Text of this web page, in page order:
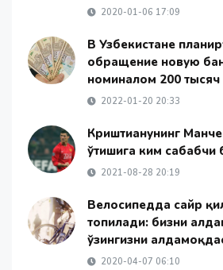
2020-01-06 17:09
В Узбекистане
обращение новую
номиналом 200 тысяч
2022-01-20 20:33
Криштианунинг
ўтишига ким сабабчи
2021-08-28 20:19
Велосипедда сайр
топилади: бизни
ўзингизни
2020-04-07 06:10